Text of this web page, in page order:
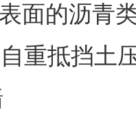
面的沥青
重抵挡土